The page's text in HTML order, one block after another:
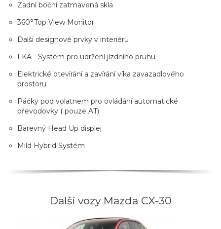
Zadní boční zatmavená skla
360°Top View Monitor
Další designové prvky v interiéru
LKA - Systém pro udržení jízdního pruhu
Elektrické otevírání a zavírání víka zavazadlového
prostoru
Páčky pod volatnem pro ovládání automatické
převodovky ( pouze AT)
Barevný Head Up displej
Mild Hybrid Systém
Další vozy Mazda CX-30